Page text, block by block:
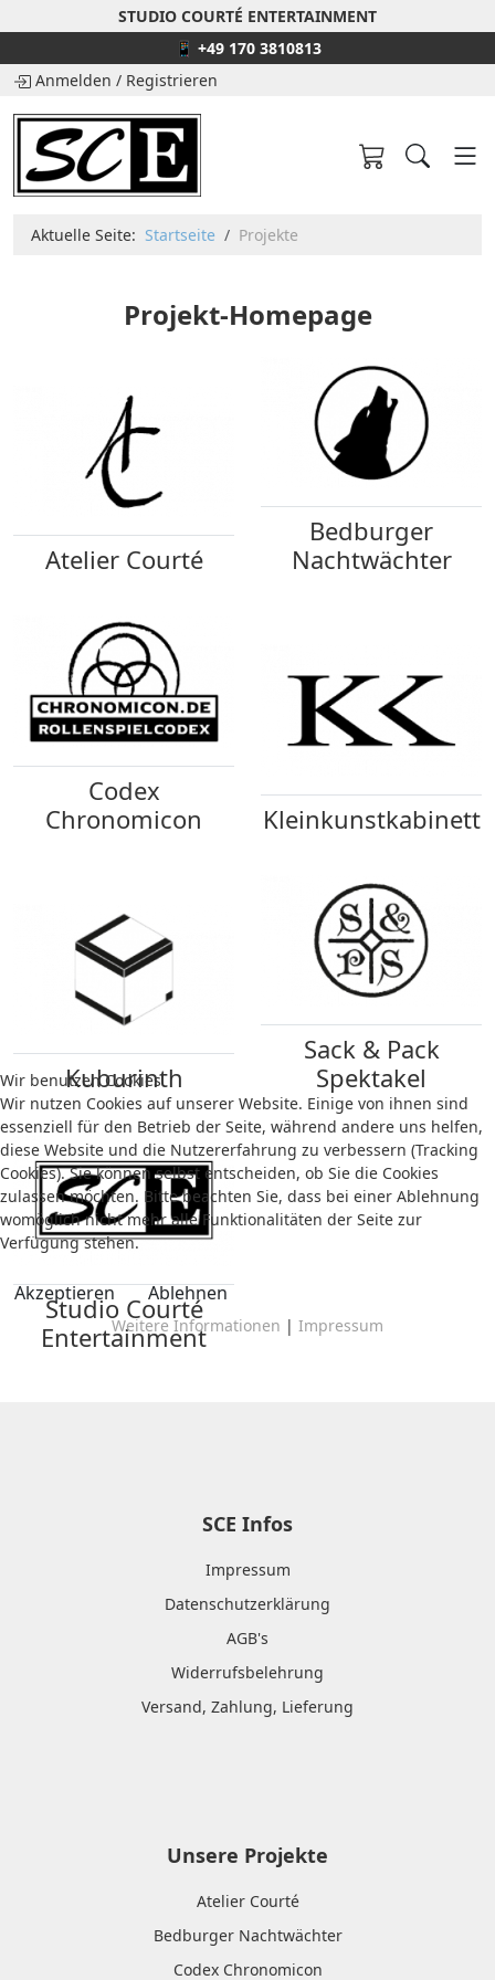
STUDIO COURTÉ ENTERTAINMENT
📱 +49 170 3810813
Anmelden / Registrieren
Aktuelle Seite: Startseite Projekte
Projekt-Homepage
Atelier Courté
Bedburger
Nachtwächter
Codex
Chronomicon
Kleinkunstkabinett
Kuburinth
Sack & Pack
Spektakel
Studio Courté
Entertainment
SCE Infos
Impressum
Datenschutzerklärung
AGB's
Widerrufsbelehrung
Versand, Zahlung, Lieferung
Unsere Projekte
Atelier Courté
Bedburger Nachtwächter
Codex Chronomicon
Wir benutzen Cookies
Wir nutzen Cookies auf unserer Website. Einige von ihnen sind
essenziell für den Betrieb der Seite, während andere uns helfen,
diese Website und die Nutzererfahrung zu verbessern (Tracking
Cookies). Sie können selbst entscheiden, ob Sie die Cookies
zulassen möchten. Bitte beachten Sie, dass bei einer Ablehnung
womöglich nicht mehr alle Funktionalitäten der Seite zur
Verfügung stehen.
Akzeptieren Ablehnen
Weitere Informationen | Impressum